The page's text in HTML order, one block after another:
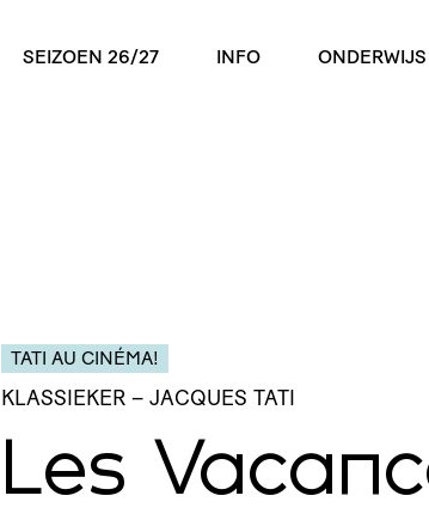
SEIZOEN 26/27 INFO ONDERWIJS
TATI AU CINÉMA!
KLASSIEKER – JACQUES TATI
Les